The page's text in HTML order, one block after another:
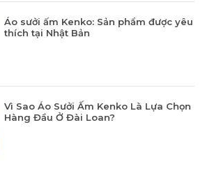
Áo sưởi ấm Kenko: Sản phẩm được yêu
thích tại Nhật Bản
Vì Sao Áo Sưởi Ấm Kenko Là Lựa Chọn
Hàng Đầu Ở Đài Loan?